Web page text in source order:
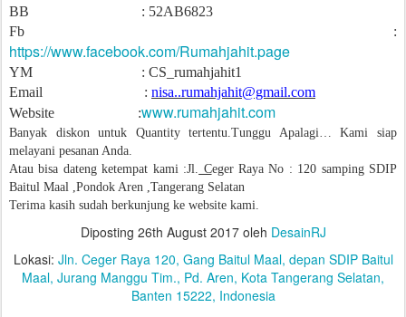
BB : 52AB6823
Fb :
https://www.facebook.com/Rumahjahit.page
YM : CS_rumahjahit1
Email : nisa..rumahjahit@gmail.com
Website :www.rumahjahit.com
Banyak diskon untuk Quantity tertentu.Tunggu Apalagi… Kami siap
melayani pesanan Anda.
Atau bisa dateng ketempat kami :Jl.
Ceger Raya No : 120 samping SDIP
Baitul Maal ,Pondok Aren ,Tangerang Selatan
Terima kasih sudah berkunjung ke website kami.
Diposting 26th August 2017oleh DesainRJ
Lokasi: Jln. Ceger Raya 120, Gang Baitul Maal, depan SDIP Baitul
Maal, Jurang Manggu Tim., Pd. Aren, Kota Tangerang Selatan,
Banten 15222, Indonesia